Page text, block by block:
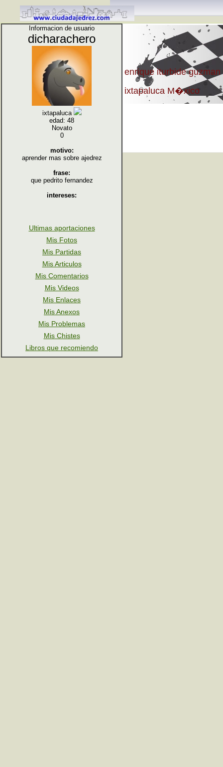
Informacion de usuario
dicharachero
ixtapaluca
edad: 48
Novato
0
motivo:
aprender mas sobre ajedrez
frase:
que pedrito fernandez
intereses:
Ultimas aportaciones
Mis Fotos
Mis Partidas
Mis Articulos
Mis Comentarios
Mis Videos
Mis Enlaces
Mis Anexos
Mis Problemas
Mis Chistes
Libros que recomiendo
enrique iturbide guzman
ixtapaluca M�xico